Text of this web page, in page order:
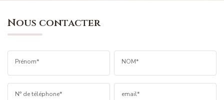
Nous contacter
Prénom* NOM*
N° de téléphone* email*